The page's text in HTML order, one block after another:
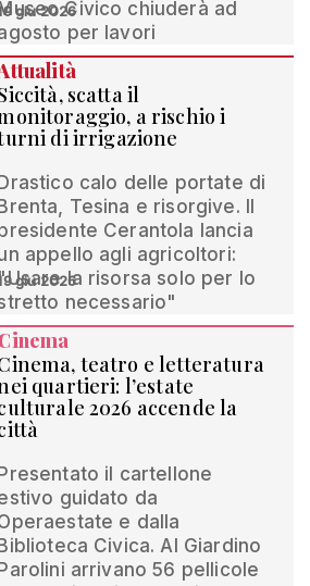
Civico chiuderà ad
per lavori
giu 2026
scatta il
a rischio i
di irrigazione
Drastico calo delle portate di
Brenta, Tesina e risorgive. Il
Cerantola lancia
appello agli agricoltori:
la risorsa solo per lo
necessario"
giu 2026
teatro e letteratura
quartieri: l’estate
2026 accende la
Presentato il cartellone
guidato da
e dalla
Biblioteca Civica. Al Giardino
Parolini arrivano 56 pellicole